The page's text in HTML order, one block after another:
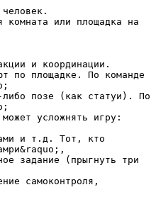
комната или площадка на
и координации.
по площадке. По команде
позе (как статуи). По
усложнять игру:
и т.д. Тот, кто
задание (прыгнуть три
самоконтроля,